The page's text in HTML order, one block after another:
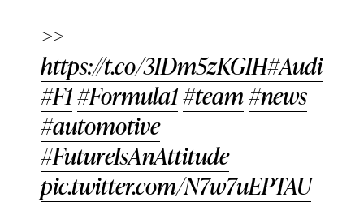
>>
https://t.co/3IDm5zKGIH#Audi
#F1#Formula1#team#news
#automotive
#FutureIsAnAttitude
pic.twitter.com/N7w7uEPTAU